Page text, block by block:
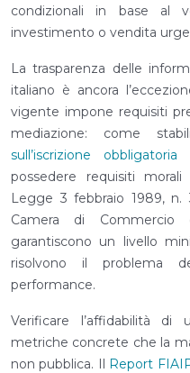
condizionali in base al
investimento o vendita
La trasparenza delle
italiano è ancora
vigente impone requisiti
mediazione: come
sull’iscrizione
possedere requisiti
Legge 3 febbraio 1989,
Camera di Commercio
garantiscono un livello
risolvono il problema
performance.
Verificare l’affidabilità di
metriche concrete che la
non pubblica. Il Report